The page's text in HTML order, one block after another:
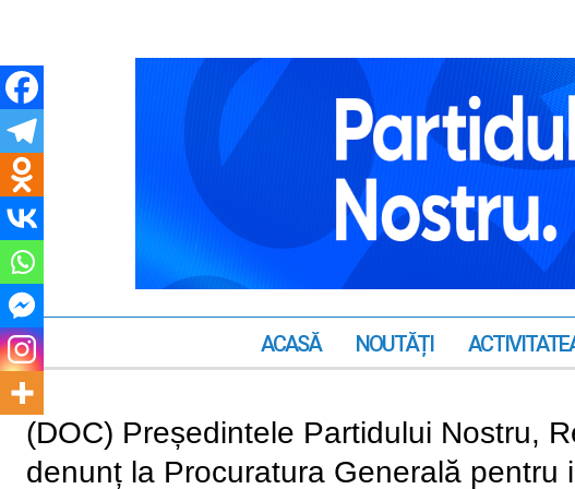
ACASĂ NOUTĂȚI
(DOC) Președintele Partidului Nostru,
denunț la Procuratura Generală